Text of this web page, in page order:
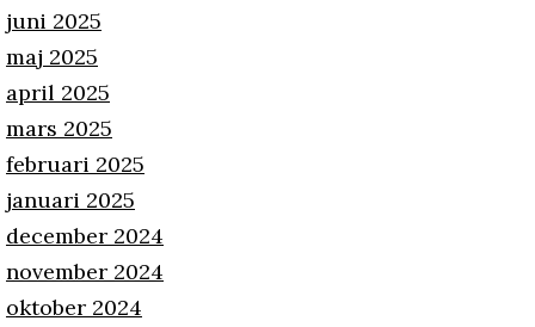
juni 2025
maj 2025
april 2025
mars 2025
februari 2025
januari 2025
december 2024
november 2024
oktober 2024